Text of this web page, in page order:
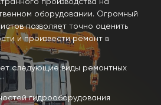
производства на
оборудовании. Огромный
позволяет точно оценить
и произвести ремонт в
следующие виды ремонтных
гидрооборудования